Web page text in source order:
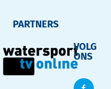
PARTNERS
VOLG
ONS